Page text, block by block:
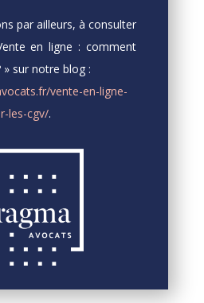
par ailleurs, à consulter
en ligne : comment
» sur notre blog :
vente-en-ligne-
les-cgv/.